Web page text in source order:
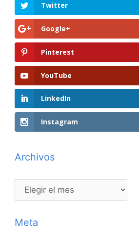
Twitter
Google+
Pinterest
YouTube
LinkedIn
Instagram
Archivos
Archivos
Meta